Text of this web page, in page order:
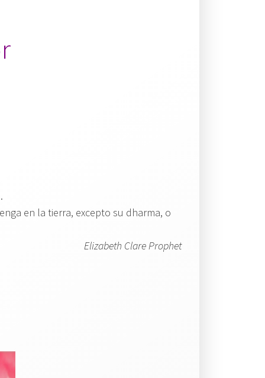
en la tierra, excepto su dharma, o
Elizabeth Clare Prophet